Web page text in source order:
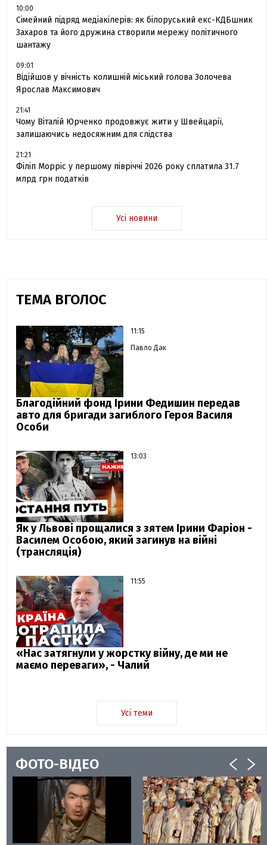
10:00
Сімейний підряд медіакілерів: як білоруський екс-КДБшник
Захаров та його дружина створили мережу політичного
шантажу
09:01
Відійшов у вічність колишній міський голова Золочева
Ярослав Максимович
21:41
Чому Віталій Юрченко продовжує жити у Швейцарії,
залишаючись недосяжним для слідства
21:21
Філіп Морріс у першому півріччі 2026 року сплатила 31.7
млрд грн податків
Усі новини
ТЕМА ВГОЛОС
11:15
Павло Дак
Благодійний фонд Ірини Федишин передав
авто для бригади загиблого Героя Василя
Особи
13:03
Як у Львові прощалися з зятем Ірини Фаріон -
Василем Особою, який загинув на війні
(трансляція)
11:55
«Нас затягнули у жорстку війну, де ми не
маємо переваги», - Чалий
Усі теми
ФОТО-ВІДЕО